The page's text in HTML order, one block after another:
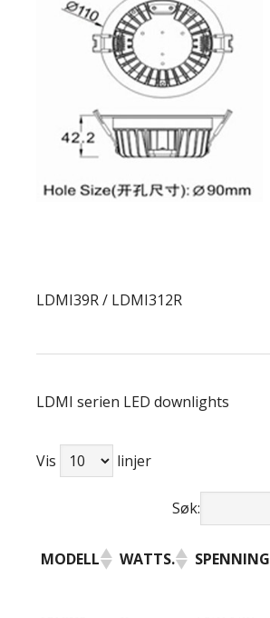
LDMI39R / LDMI312R
LDMI serien LED downlights
Vis linjer
Søk:
MODELL WATTS. SPENNING